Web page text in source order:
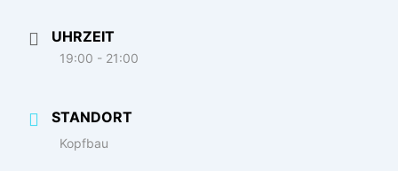
UHRZEIT
19:00 - 21:00
STANDORT
Kopfbau